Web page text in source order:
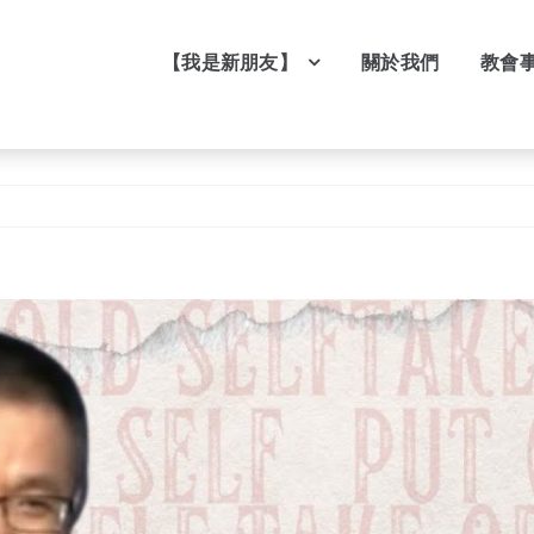
【我是新朋友】 關於我們 教會